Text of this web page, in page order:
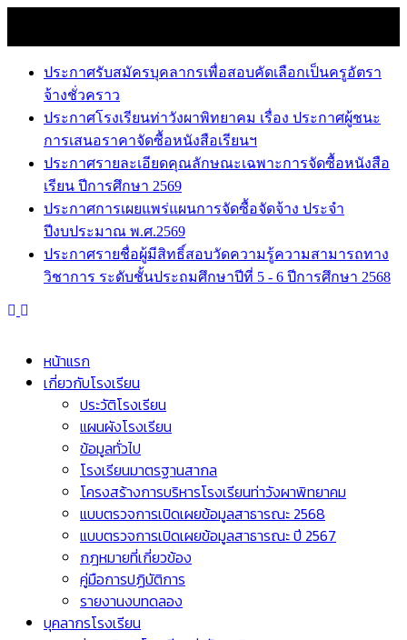
content
ประกาศรับสมัครบุคลากรเพื่อสอบคัดเลือกเป็นครูอัตรา
จ้างชั่วคราว
ประกาศโรงเรียนท่าวังผาพิทยาคม เรื่อง ประกาศผู้ชนะ
การเสนอราคาจัดซื้อหนังสือเรียนฯ
ประกาศรายละเอียดคุณลักษณะเฉพาะการจัดซื้อหนังสือ
เรียน ปีการศึกษา 2569
ประกาศการเผยแพร่แผนการจัดซื้อจัดจ้าง ประจำ
ปีงบประมาณ พ.ศ.2569
ประกาศรายชื่อผู้มีสิทธิ์สอบวัดความรู้ความสามารถทาง
วิชาการ ระดับชั้นประถมศึกษาปีที่ 5 - 6 ปีการศึกษา 2568
หน้าแรก
เกี่ยวกับโรงเรียน
ประวัติโรงเรียน
แผนผังโรงเรียน
ข้อมูลทั่วไป
โรงเรียนมาตรฐานสากล
โครงสร้างการบริหารโรงเรียนท่าวังผาพิทยาคม
แบบตรวจการเปิดเผยข้อมูลสาธารณะ 2568
แบบตรวจการเปิดเผยข้อมูลสาธารณะ ปี 2567
กฎหมายที่เกี่ยวข้อง
คู่มือการปฏิบัติการ
รายงานงบทดลอง
บุคลากรโรงเรียน